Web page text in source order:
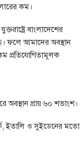
কম।
বাংলাদেশের
ফলে আমাদের অবস্থান
প্রতিযোগিতামূলক
অবস্থান প্রায় ৬০ শতাংশ।
ইতালি ও সুইডেনের মতো